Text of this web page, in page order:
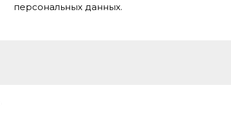
персональных данных.